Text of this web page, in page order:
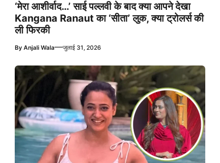
‘मेरा आशीर्वाद…’ साई पल्लवी के बाद क्या आपने देखा
Kangana Ranaut का ‘सीता’ लुक, क्या ट्रोलर्स की
ली फिरकी
By Anjali Wala—जुलाई 31, 2026